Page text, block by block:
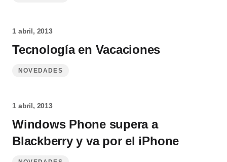
1 abril, 2013
Tecnología en Vacaciones
NOVEDADES
1 abril, 2013
Windows Phone supera a
Blackberry y va por el iPhone